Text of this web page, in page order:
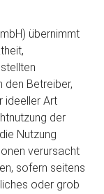
übernimmt
den Betreiber,
ideeller Art
der
Nutzung
verursacht
sofern seitens
oder grob